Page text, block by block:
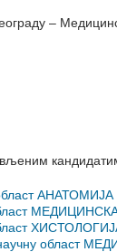
–
АНАТОМИЈА
област
област
научну област